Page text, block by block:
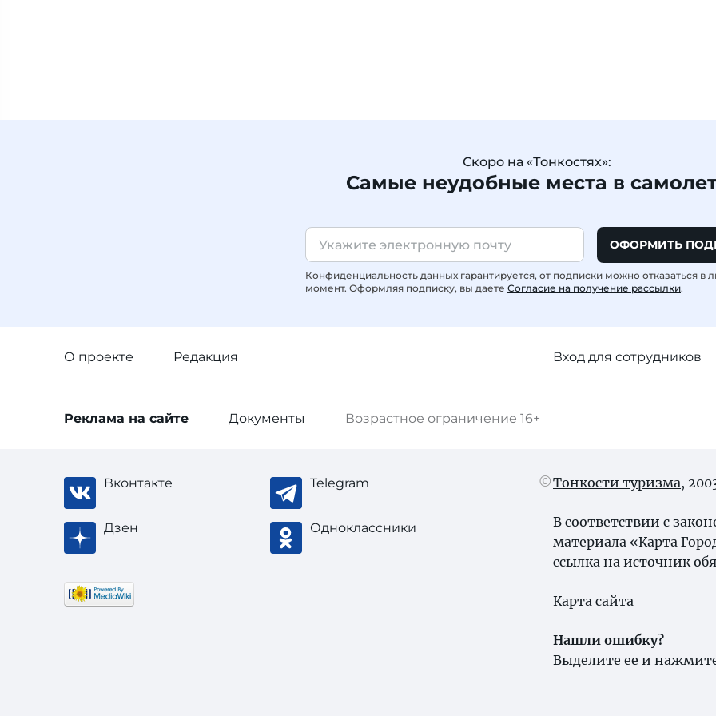
Скоро на «Тонкостях»:
Самые неудобные места в
ОФОРМИТЬ
Конфиденциальность данных гарантируется, от подписки можно отказаться в
момент. Оформляя подписку, вы даете Согласие на получение рассылки.
О проекте Редакция Вход для сотрудников
Возрастное ограничение 16+
Реклама на сайте Документы
Вконтакте Telegram
Дзен Одноклассники
Тонкости туризма,
В соответствии с
материала «Карта
ссылка на источник
Карта сайта
Нашли ошибку?
Выделите ее и